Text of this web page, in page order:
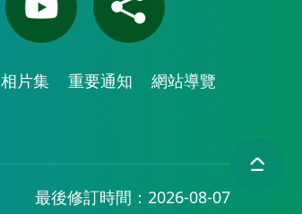
相片集 重要通知 網站導覽
最後修訂時間：2026-08-07